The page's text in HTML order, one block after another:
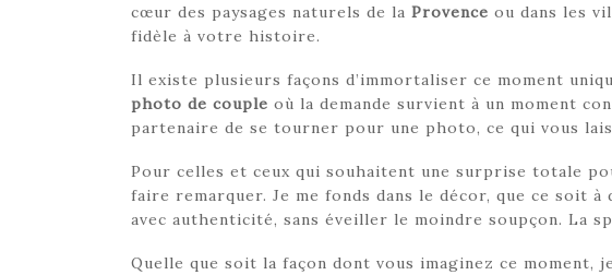
cœur des paysages naturels de la Provence ou dans les
fidèle à votre histoire.
Il existe plusieurs façons d’immortaliser ce moment
photo de couple où la demande survient à un moment
partenaire de se tourner pour une photo, ce qui vous
Pour celles et ceux qui souhaitent une surprise totale
faire remarquer. Je me fonds dans le décor, que ce soit
avec authenticité, sans éveiller le moindre soupçon. La
Quelle que soit la façon dont vous imaginez ce moment,